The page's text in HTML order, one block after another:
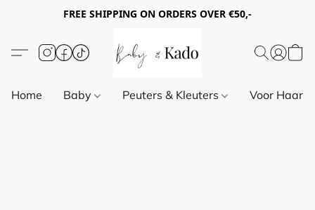
FREE SHIPPING ON ORDERS OVER €50,-
Home Baby Peuters & Kleuters Voor Haar